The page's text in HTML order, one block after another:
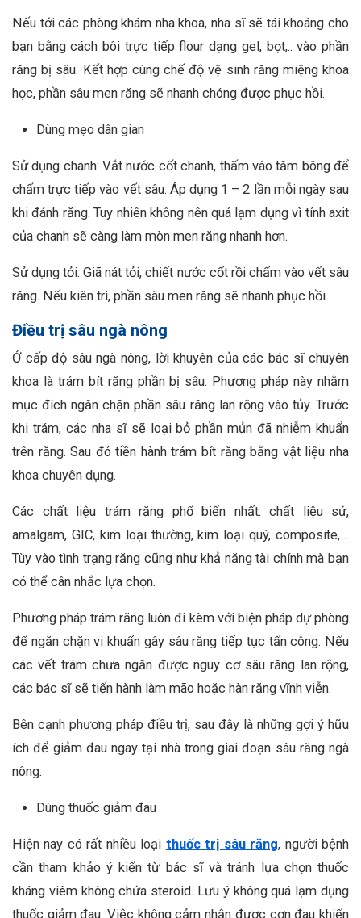
Nếu tới các phòng khám nha khoa, nha sĩ sẽ tái khoáng cho
bạn bằng cách bôi trực tiếp flour dạng gel, bọt,.. vào phần
răng bị sâu. Kết hợp cùng chế độ vệ sinh răng miệng khoa
học, phần sâu men răng sẽ nhanh chóng được phục hồi.
Dùng mẹo dân gian
Sử dụng chanh: Vắt nước cốt chanh, thấm vào tăm bông để
chấm trực tiếp vào vết sâu. Áp dụng 1 – 2 lần mỗi ngày sau
khi đánh răng. Tuy nhiên không nên quá lạm dụng vì tính axit
của chanh sẽ càng làm mòn men răng nhanh hơn.
Sử dụng tỏi: Giã nát tỏi, chiết nước cốt rồi chấm vào vết sâu
răng. Nếu kiên trì, phần sâu men răng sẽ nhanh phục hồi.
Điều trị sâu ngà nông
Ở cấp độ sâu ngà nông, lời khuyên của các bác sĩ chuyên
khoa là trám bít răng phần bị sâu. Phương pháp này nhằm
mục đích ngăn chặn phần sâu răng lan rộng vào tủy. Trước
khi trám, các nha sĩ sẽ loại bỏ phần mủn đã nhiễm khuẩn
trên răng. Sau đó tiền hành trám bít răng bằng vật liệu nha
khoa chuyên dụng.
Các chất liệu trám răng phổ biến nhất: chất liệu sứ,
amalgam, GIC, kim loại thường, kim loại quý, composite,…
Tùy vào tình trạng răng cũng như khả năng tài chính mà bạn
có thể cân nhắc lựa chọn.
Phương pháp trám răng luôn đi kèm với biện pháp dự phòng
để ngăn chặn vi khuẩn gây sâu răng tiếp tục tấn công. Nếu
các vết trám chưa ngăn được nguy cơ sâu răng lan rộng,
các bác sĩ sẽ tiến hành làm mão hoặc hàn răng vĩnh viễn.
Bên cạnh phương pháp điều trị, sau đây là những gợi ý hữu
ích để giảm đau ngay tại nhà trong giai đoạn sâu răng ngà
nông:
Dùng thuốc giảm đau
Hiện nay có rất nhiều loại thuốc trị sâu răng, người bệnh
cần tham khảo ý kiến từ bác sĩ và tránh lựa chọn thuốc
kháng viêm không chứa steroid. Lưu ý không quá lạm dụng
thuốc giảm đau. Việc không cảm nhận được cơn đau khiến